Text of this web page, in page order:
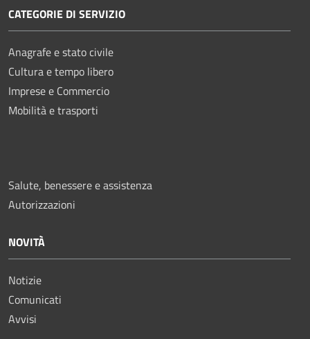
CATEGORIE DI SERVIZIO
Anagrafe e stato civile
Cultura e tempo libero
Imprese e Commercio
Mobilità e trasporti
Salute, benessere e assistenza
Autorizzazioni
NOVITÀ
Notizie
Comunicati
Avvisi